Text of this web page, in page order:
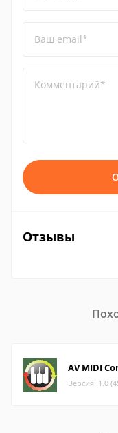
Ваш email*
Комментарий*
Отзывы
AV MIDI
Версия: 1.0